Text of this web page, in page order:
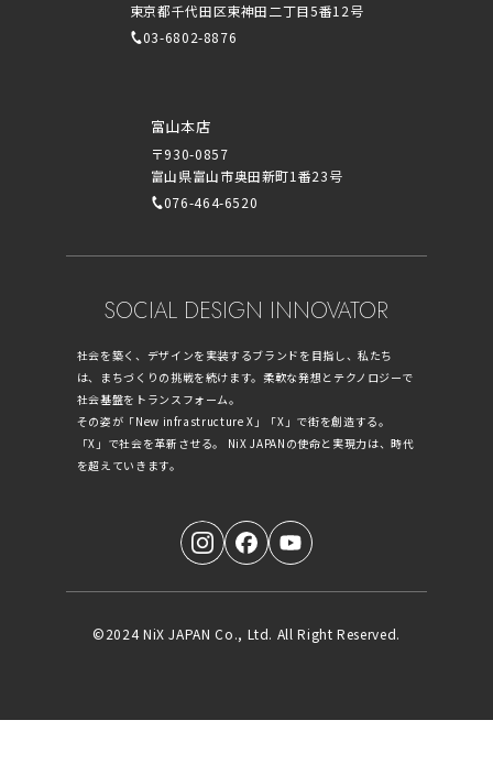
東京都千代田区東神田二丁目5番12号
03-6802-8876
富山本店
〒930-0857
富山県富山市奥田新町1番23号
076-464-6520
SOCIAL DESIGN INNOVATOR
社会を築く、デザインを実装するブランドを目指し、私たち
は、まちづくりの挑戦を続けます。柔軟な発想とテクノロジーで
社会基盤をトランスフォーム。
その姿が「New infrastructure X」「X」で街を創造する。
「X」で社会を革新させる。 NiX JAPANの使命と実現力は、時代
を超えていきます。
©2024 NiX JAPAN Co., Ltd. All Right Reserved.